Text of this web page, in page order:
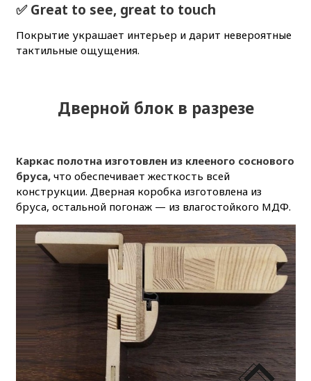
✅ Great to see, great to touch
Покрытие украшает интерьер и дарит невероятные
тактильные ощущения.
Дверной блок в разрезе
Каркас полотна изготовлен из клееного соснового
бруса,что обеспечивает жесткость всей
конструкции. Дверная коробка изготовлена из
бруса, остальной погонаж — из влагостойкого МДФ.